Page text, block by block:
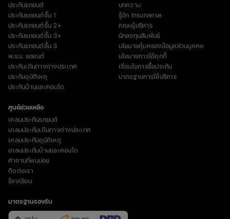
ประกันรถยนต์
ประกันรถยนต์ชั้น 1
ประกันรถยนต์ชั้น 2+
ประกันรถยนต์ชั้น 3+
ประกันรถยนต์ชั้น 3
พ.ร.บ. รถยนต์
ประกันเดินทางต่างประเทศ
ประกันอุบัติเหตุ
ประกันบ้านและคอนโด
บทความ
รู้จัก Insurverse
คณะผู้บริหาร
นักลงทุนสัมพันธ์
นโยบายคุ้มครองข้อมูลส่วนบุคคล
นโยบายการใช้คุกกี้
เงื่อนไขการซื้อประกัน
มาตรฐานการใช้บริการ
ศูนย์ช่วยเหลือ
เคลมประกันรถยนต์
เคลมประกันเดินทางต่างประเทศ
เคลมประกันอุบัติเหตุ
เคลมประกันบ้านและคอนโด
คำถามที่พบบ่อย
ติดต่อเรา
ร้องเรียน
มาตรฐานรองรับ